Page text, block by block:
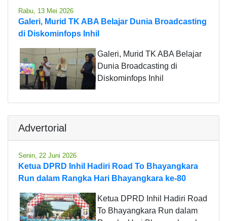
Rabu, 13 Mei 2026
Galeri, Murid TK ABA Belajar Dunia Broadcasting
di Diskominfops Inhil
Galeri, Murid TK ABA Belajar
Dunia Broadcasting di
Diskominfops Inhil
Advertorial
Senin, 22 Juni 2026
Ketua DPRD Inhil Hadiri Road To Bhayangkara
Run dalam Rangka Hari Bhayangkara ke-80
Ketua DPRD Inhil Hadiri Road
To Bhayangkara Run dalam